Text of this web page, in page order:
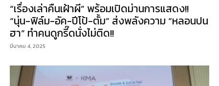
“เรื่องเล่าคืนเฝ้าผี” พร้อมเปิดม่านการแสดง!!
“นุ่น-ฟิล์ม-อัค-ปีโป้-ตั้ม” ส่งพลังความ “หลอนปน
ฮา” ทำคนดูกรี๊ดนั่งไม่ติด!!
มีนาคม 4, 2025